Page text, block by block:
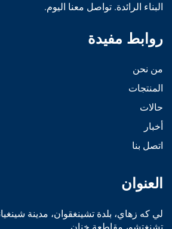
البناء الرائدة. تواصل معنا اليوم.
روابط مفيدة
من نحن
المنتجات
حالات
أخبار
اتصل بنا
العنوان
لي كه زهاي، بلدة تشينغقوان، مدينة
تشنغتشو، مقاطعة خنان